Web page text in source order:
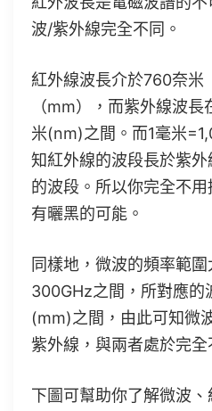
波/紫外線完全不同。
紅外線波長介於760奈米
（mm），而紫外線波
米(nm)之間。而1毫米
知紅外線的波段長於紫
的波段。所以你完全不
有曬黑的可能。
同樣地，微波的頻率範
300GHz之間，所對應的
(mm)之間，由此可知微
紫外線，與兩者處於完全
下圖可幫助你了解微波